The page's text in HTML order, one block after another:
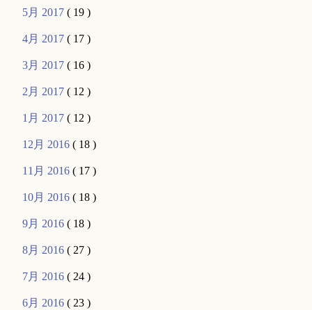
5月 2017( 19 )
4月 2017( 17 )
3月 2017( 16 )
2月 2017( 12 )
1月 2017( 12 )
12月 2016( 18 )
11月 2016( 17 )
10月 2016( 18 )
9月 2016( 18 )
8月 2016( 27 )
7月 2016( 24 )
6月 2016( 23 )